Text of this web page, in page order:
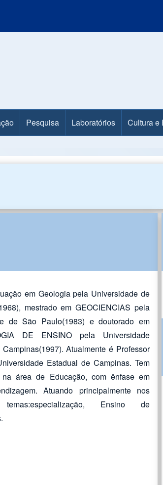
Pesquisa Laboratórios Cultura e
em Geologia pela Universidade de
mestrado em GEOCIENCIAS pela
de São Paulo(1983) e doutorado em
DE ENSINO pela Universidade
Atualmente é Professor
Estadual de Campinas. Tem
na área de Educação, com ênfase em
Atuando principalmente nos
temas:especialização, Ensino de